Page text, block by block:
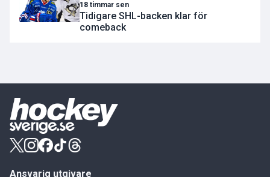
18 timmar sen
Tidigare SHL-backen klar för
comeback
Ansvarig utgivare